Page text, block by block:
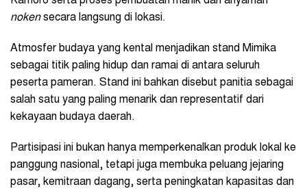
nokensecara langsung di lokasi.
Atmosfer budaya yang kental menjadikan stand Mimika
sebagai titik paling hidup dan ramai di antara seluruh
peserta pameran. Stand ini bahkan disebut panitia sebagai
salah satu yang paling menarik dan representatif dari
kekayaan budaya daerah.
Partisipasi ini bukan hanya memperkenalkan produk lokal ke
panggung nasional, tetapi juga membuka peluang jejaring
pasar, kemitraan dagang, serta peningkatan kapasitas dan